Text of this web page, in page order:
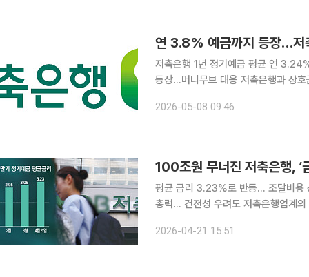
연 3.8% 예금까지 등장…저
저축은행 1년 정기예금 평균 연
등장…머니무브 대응 저축은행과 상호금융권이 예금 금리를 잇달아 끌어올리고 있다. 증시 강세로
일부 저축은행과 새마을금고, 신협에
2026-05-08 09:46
100조원 무너진 저축은행, ‘
평균 금리 3.23%로 반등… 조달비용
총력… 건전성 우려도 저축은행업계의 자금 조달 창구에 경고등이 켜졌다. 수신 잔액 100조원 선이
2026-04-21 15:51